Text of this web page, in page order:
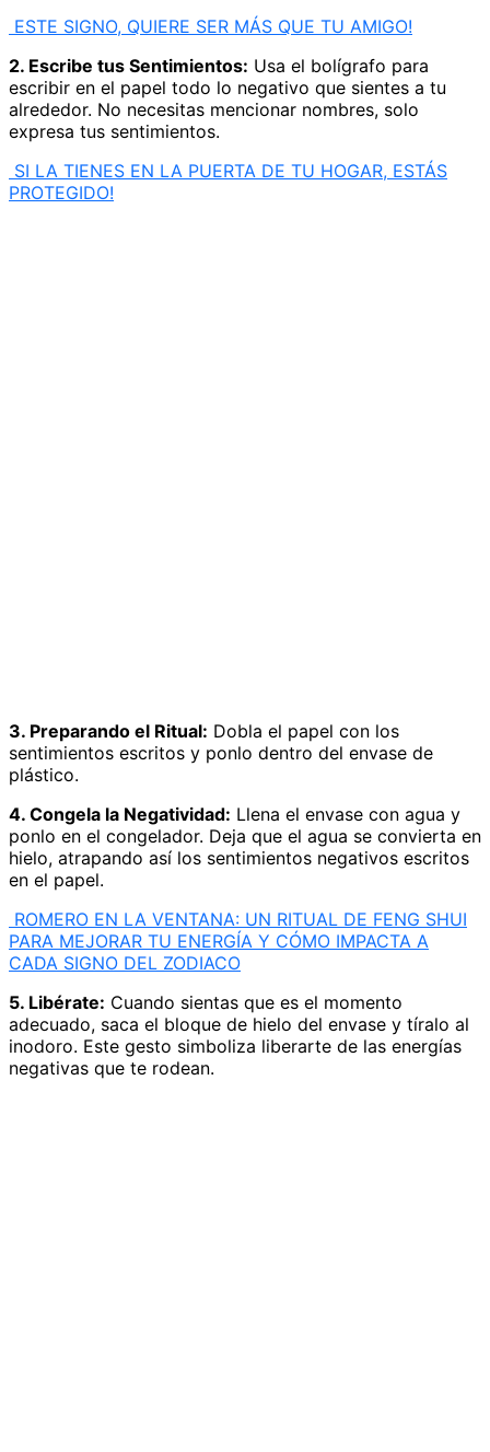
ESTE SIGNO, QUIERE SER MÁS QUE TU AMIGO!
2. Escribe tus Sentimientos: Usa el bolígrafo para
escribir en el papel todo lo negativo que sientes a tu
alrededor. No necesitas mencionar nombres, solo
expresa tus sentimientos.
SI LA TIENES EN LA PUERTA DE TU HOGAR, ESTÁS
PROTEGIDO!
3. Preparando el Ritual: Dobla el papel con los
sentimientos escritos y ponlo dentro del envase de
plástico.
4. Congela la Negatividad: Llena el envase con agua y
ponlo en el congelador. Deja que el agua se convierta en
hielo, atrapando así los sentimientos negativos escritos
en el papel.
ROMERO EN LA VENTANA: UN RITUAL DE FENG SHUI
PARA MEJORAR TU ENERGÍA Y CÓMO IMPACTA A
CADA SIGNO DEL ZODIACO
5. Libérate: Cuando sientas que es el momento
adecuado, saca el bloque de hielo del envase y tíralo al
inodoro. Este gesto simboliza liberarte de las energías
negativas que te rodean.